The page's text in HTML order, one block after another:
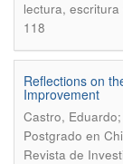
lectura,
118
Reflections on
Improvement
Castro,
Postgrado en
Revista de